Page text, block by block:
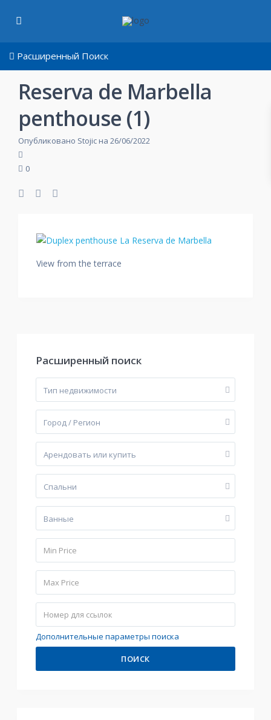
Расширенный Поиск
Reserva de Marbella
penthouse (1)
Опубликовано Stojic на 26/06/2022
0
View from the terrace
Расширенный поиск
Тип недвижимости
Город / Регион
Арендовать или купить
Cпальни
Bанные
Дополнительные параметры поиска
ПОИСК